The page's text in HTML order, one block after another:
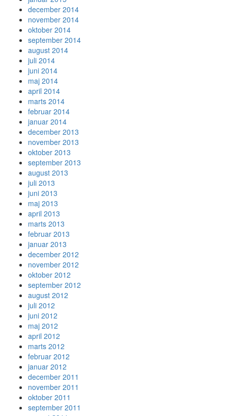
december 2014
november 2014
oktober 2014
september 2014
august 2014
juli 2014
juni 2014
maj 2014
april 2014
marts 2014
februar 2014
januar 2014
december 2013
november 2013
oktober 2013
september 2013
august 2013
juli 2013
juni 2013
maj 2013
april 2013
marts 2013
februar 2013
januar 2013
december 2012
november 2012
oktober 2012
september 2012
august 2012
juli 2012
juni 2012
maj 2012
april 2012
marts 2012
februar 2012
januar 2012
december 2011
november 2011
oktober 2011
september 2011